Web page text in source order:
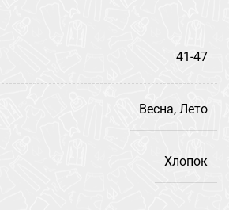
41-47
Весна, Лето
Хлопок